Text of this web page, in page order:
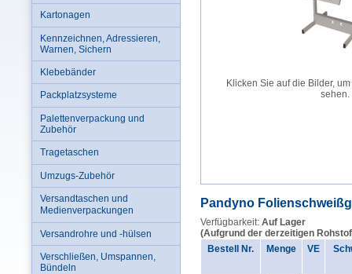
Klicken Sie auf die Bilder,
sehen.
Pandyno
Verfügbarkeit: Auf Lager
(Aufgrund der derzeitigen
Bestell Nr.
Menge VE
Kartonagen
Kennzeichnen, Adressieren,
Warnen, Sichern
Klebebänder
Packplatzsysteme
Palettenverpackung und
Zubehör
Tragetaschen
Umzugs-Zubehör
Versandtaschen und
Medienverpackungen
Versandrohre und -hülsen
Verschließen, Umspannen,
Bündeln